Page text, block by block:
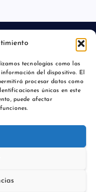
tecnologías como las
del dispositivo. El
procesar datos como
únicas en este
puede afectar
y Marcas |